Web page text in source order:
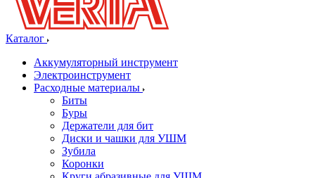
Каталог
Аккумуляторный инструмент
Электроинструмент
Расходные материалы
Биты
Буры
Держатели для бит
Диски и чашки для УШМ
Зубила
Коронки